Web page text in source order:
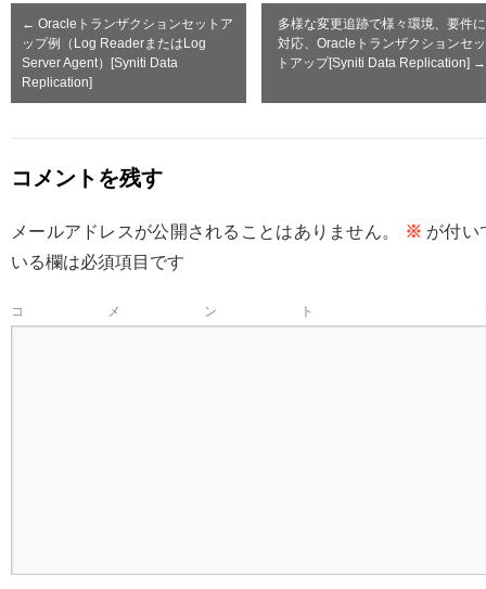
← Oracleトランザクションセットア
ップ例（Log ReaderまたはLog
Server Agent）[Syniti Data
Replication]
多様な変更追跡で様々環境、要件に
対応、Oracleトランザクションセッ
トアップ[Syniti Data Replication] →
コメントを残す
メールアドレスが公開されることはありません。 ※ が付い
いる欄は必須項目です
コメント